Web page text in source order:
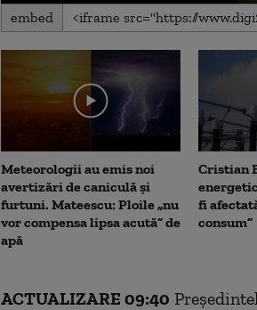
0
seconds
1
secondsVolume
embed
Meteorologii au emis noi
avertizări de caniculă și
furtuni. Mateescu: Ploile „nu
vor compensa lipsa acută” de
apă
Cristian
fi
consum”
ACTUALIZARE 09:40